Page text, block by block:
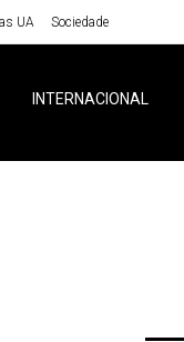
UA Sociedade
INTERNACIONAL